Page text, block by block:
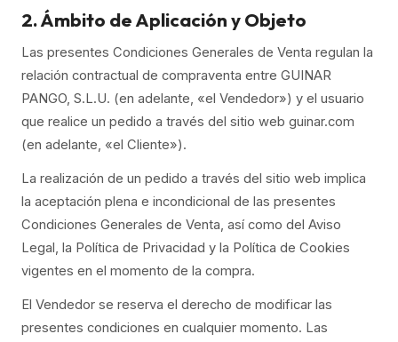
2. Ámbito de Aplicación y Objeto
Las presentes Condiciones Generales de Venta regulan la
relación contractual de compraventa entre GUINAR
PANGO, S.L.U. (en adelante, «el Vendedor») y el usuario
que realice un pedido a través del sitio web guinar.com
(en adelante, «el Cliente»).
La realización de un pedido a través del sitio web implica
la aceptación plena e incondicional de las presentes
Condiciones Generales de Venta, así como del Aviso
Legal, la Política de Privacidad y la Política de Cookies
vigentes en el momento de la compra.
El Vendedor se reserva el derecho de modificar las
presentes condiciones en cualquier momento. Las